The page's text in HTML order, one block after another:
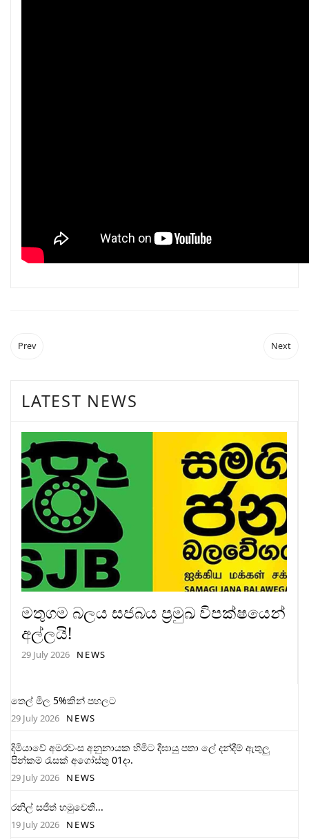
Prev Next
LATEST NEWS
මතුගම බලය සජබය ප්‍රමුඛ විපක්ෂයෙන්
අල්ලයි!
29 July 2026 NEWS
තෙල් මිල 5%කින් පහලට
29 July 2026 NEWS
දිමියාවේ අමරවංස අනුනායක හිමිට දීඝායු පතා ලේ දන්දීම් ඇතුලු
පින්කම් රැසක් අගෝස්තු 01දා.
29 July 2026 NEWS
රනිල් සජිත් හමුවෙති...
19 July 2026 NEWS